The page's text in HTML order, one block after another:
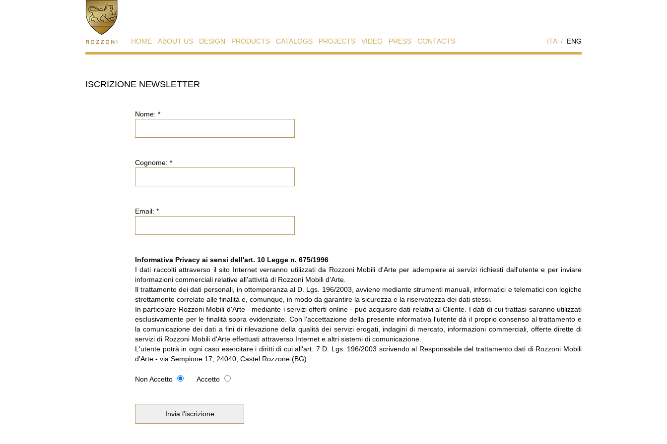
HOME ABOUT US DESIGN PRODUCTS CATALOGS PROJECTS VIDEO PRESS CONTACTS ITA / ENG
ISCRIZIONE NEWSLETTER
Nome: *
Cognome: *
Email: *
Informativa Privacy ai sensi dell'art. 10 Legge n. 675/1996
I dati raccolti attraverso il sito Internet verranno utilizzati da Rozzoni Mobili d'Arte per adempiere ai servizi richiesti dall'utente e per inviare
informazioni commerciali relative all'attività di Rozzoni Mobili d'Arte.
Il trattamento dei dati personali, in ottemperanza al D. Lgs. 196/2003, avviene mediante strumenti manuali, informatici e telematici con logiche
strettamente correlate alle finalità e, comunque, in modo da garantire la sicurezza e la riservatezza dei dati stessi.
In particolare Rozzoni Mobili d'Arte - mediante i servizi offerti online - può acquisire dati relativi al Cliente. I dati di cui trattasi saranno utilizzati
esclusivamente per le finalità sopra evidenziate. Con l'accettazione della presente informativa l'utente dà il proprio consenso al trattamento e
la comunicazione dei dati a fini di rilevazione della qualità dei servizi erogati, indagini di mercato, informazioni commerciali, offerte dirette di
servizi di Rozzoni Mobili d'Arte effettuati attraverso Internet e altri sistemi di comunicazione.
L'utente potrà in ogni caso esercitare i diritti di cui all'art. 7 D. Lgs. 196/2003 scrivendo al Responsabile del trattamento dati di Rozzoni Mobili
d'Arte - via Sempione 17, 24040, Castel Rozzone (BG).
Non Accetto Accetto